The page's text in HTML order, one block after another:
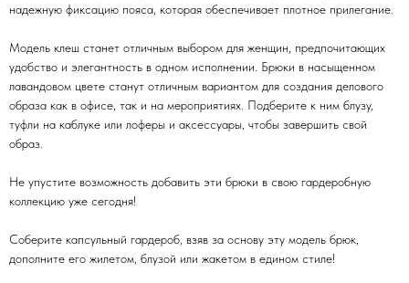
надежную фиксацию пояса, которая обеспечивает плотное прилегание.
Модель клеш станет отличным выбором для женщин, предпочитающих
удобство и элегантность в одном исполнении. Брюки в насыщенном
лавандовом цвете станут отличным вариантом для создания делового
образа как в офисе, так и на мероприятиях. Подберите к ним блузу,
туфли на каблуке или лоферы и аксессуары, чтобы завершить свой
образ.
Не упустите возможность добавить эти брюки в свою гардеробную
коллекцию уже сегодня!
Соберите капсульный гардероб, взяв за основу эту модель брюк,
дополните его жилетом, блузой или жакетом в едином стиле!
С ЭТИМ ТОВАРОМ
СМОТРЕЛИ